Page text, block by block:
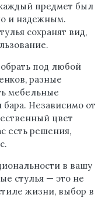
каждый предмет был
и надежным.
сохранят вид,
под любой
разные
мебельные
Независимо от
цвет
есть решения,
в вашу
стулья — это не
жизни, выбор в